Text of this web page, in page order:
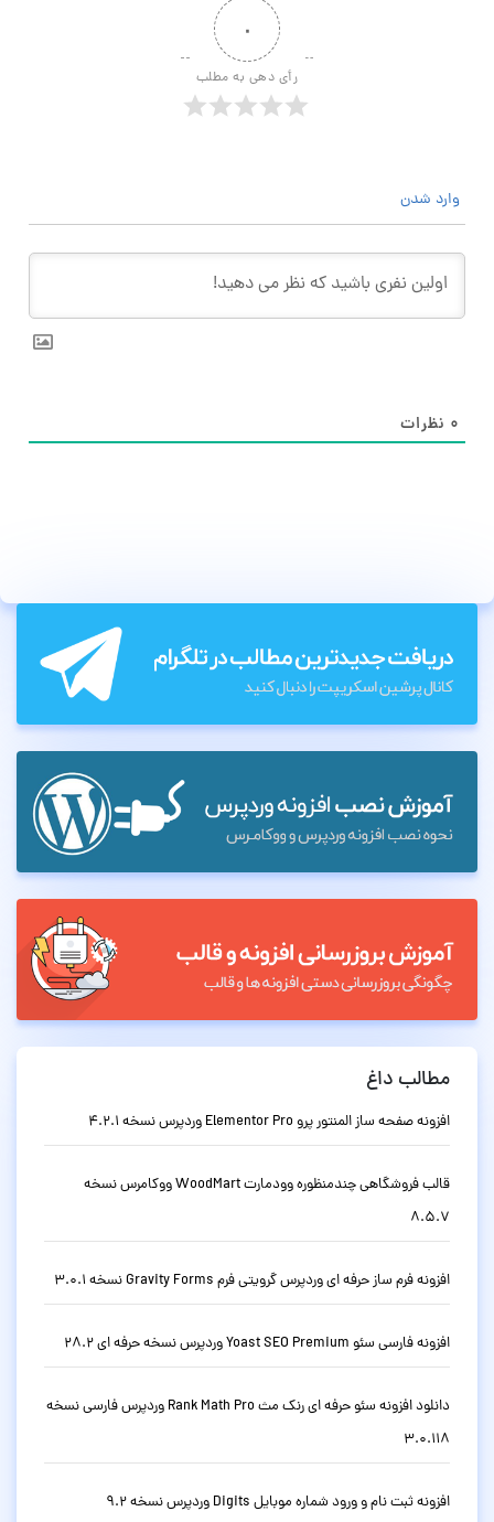
۰
رأی دهی به مطلب
وارد شدن
۰ نظرات
مطالب داغ
افزونه صفحه ساز المنتور پرو Elementor Pro وردپرس نسخه 4.2.1
قالب فروشگاهی چندمنظوره وودمارت WoodMart ووکامرس نسخه
8.5.7
افزونه فرم ساز حرفه ای وردپرس گرویتی فرم Gravity Forms نسخه 3.0.1
افزونه فارسی سئو Yoast SEO Premium وردپرس نسخه حرفه ای 28.2
دانلود افزونه سئو حرفه ای رنک مث Rank Math Pro وردپرس فارسی نسخه
3.0.118
افزونه ثبت نام و ورود شماره موبایل Digits وردپرس نسخه 9.2